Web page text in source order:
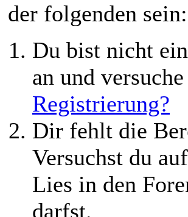
der folgenden sein:
Du bist nicht
an und
Registrierung?
Dir fehlt die
Versuchst du
Lies in den
darfst.